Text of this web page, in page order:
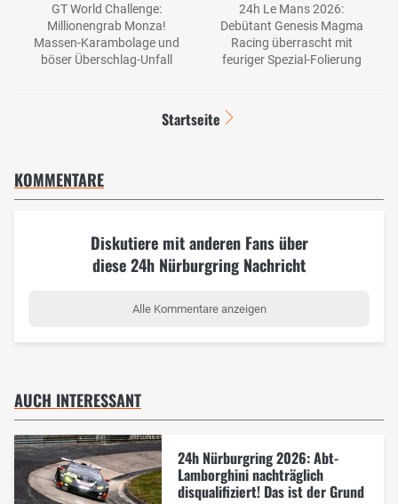
GT World Challenge:
Millionengrab Monza!
Massen-Karambolage und
böser Überschlag-Unfall
24h Le Mans 2026:
Debütant Genesis Magma
Racing überrascht mit
feuriger Spezial-Folierung
Startseite
KOMMENTARE
Diskutiere mit anderen Fans über
diese 24h Nürburgring Nachricht
Alle Kommentare anzeigen
AUCH INTERESSANT
24h Nürburgring 2026: Abt-
Lamborghini nachträglich
disqualifiziert! Das ist der Grund